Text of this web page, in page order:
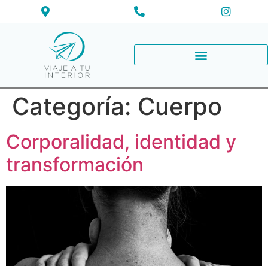
Categoría: Cuerpo
Corporalidad, identidad y
transformación